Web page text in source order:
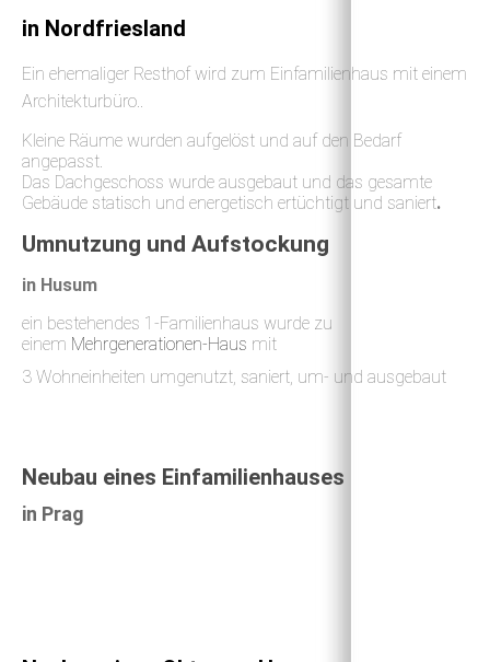
in Nordfriesland
Ein ehemaliger Resthof wird zum Einfamilienhaus mit einem
Architekturbüro..
Kleine Räume wurden aufgelöst und auf den Bedarf
angepasst.
Das Dachgeschoss wurde ausgebaut und das gesamte
Gebäude statisch und energetisch ertüchtigt und saniert.
Umnutzung und Aufstockung
in Husum
ein bestehendes 1-Familienhaus wurde zu
einem Mehrgenerationen-Haus mit
3 Wohneinheiten umgenutzt, saniert, um- und ausgebaut
Neubau eines Einfamilienhauses
in Prag